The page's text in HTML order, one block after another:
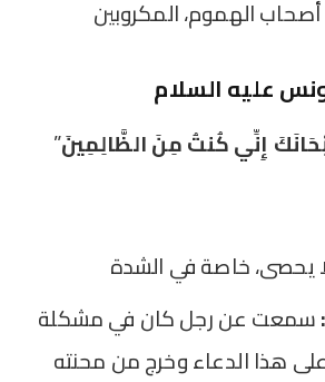
الهموم، المكروبين
إِنِّي كُنتُ مِنَ الظَّالِمِينَ”
يحصى، خاصة في الشدة
سمعت عن رجل كان في مشكلة
هذا الدعاء وخرج من محنته